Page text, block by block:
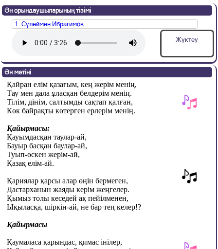
Ән орындаушыларының тізімі
1. Сүлеймен Ибрагимов
Жүктеу
Ән мәтіні
Қайран елім қазағым, кең жерім менің,
Тау мен дала ұласқан белдерім менің.
Тілім, дінім, салтымды сақтап қалған,
Көк байрақты көтерген ерлерім менің.
Қайырмасы:
Қауымдасқан таулар-ай,
Бауыр басқан баулар-ай,
Туып-өскен жерім-ай,
Қазақ елім-ай.
Қариялар қарсы алар өңін бермеген,
Дастарханын жаяды керім жеңгелер.
Қымыз толы кеседей ақ пейілменен,
Ықыласқа, шіркін-ай, не бар тең келер!?
Қайырмасы
Қаумаласа қарындас, қимас інілер,